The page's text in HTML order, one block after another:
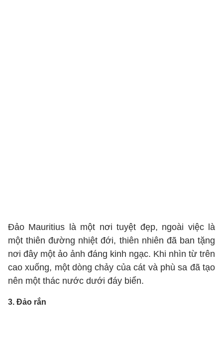
Đảo Mauritius là một nơi tuyệt đẹp, ngoài việc là
một thiên đường nhiệt đới, thiên nhiên đã ban tặng
nơi đây một ảo ảnh đáng kinh ngạc. Khi nhìn từ trên
cao xuống, một dòng chảy của cát và phù sa đã tạo
nên một thác nước dưới đáy biển.
3. Đảo rắn